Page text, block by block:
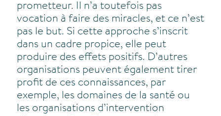
prometteur. Il n’a toutefois pas
vocation à faire des miracles, et ce n’est
pas le but. Si cette approche s’inscrit
dans un cadre propice, elle peut
produire des effets positifs. D’autres
organisations peuvent également tirer
profit de ces connaissances, par
exemple, les domaines de la santé ou
les organisations d’intervention